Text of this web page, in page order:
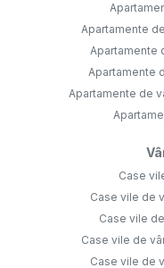
Apartamente
Apartamente
Apartamente
Apartamente de
Case
Case vile de
Case vile
Case vile de
Case vile de